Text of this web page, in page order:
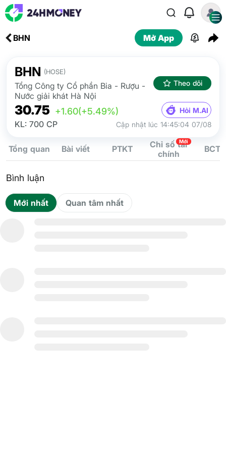
BHN Mở App
BHN (HOSE)
Tổng Công ty Cổ phần Bia - Rượu -
Nước giải khát Hà Nội
Theo dõi
30.75 +1.60(+5.49%) Hỏi M.AI
KL: 700 CP Cập nhật lúc 14:45:04 07/08
Tổng quan Bài viết PTKT
Chỉ số tài
chính
Mới
BCTC
Bình luận
Quan tâm nhất
Mới nhất